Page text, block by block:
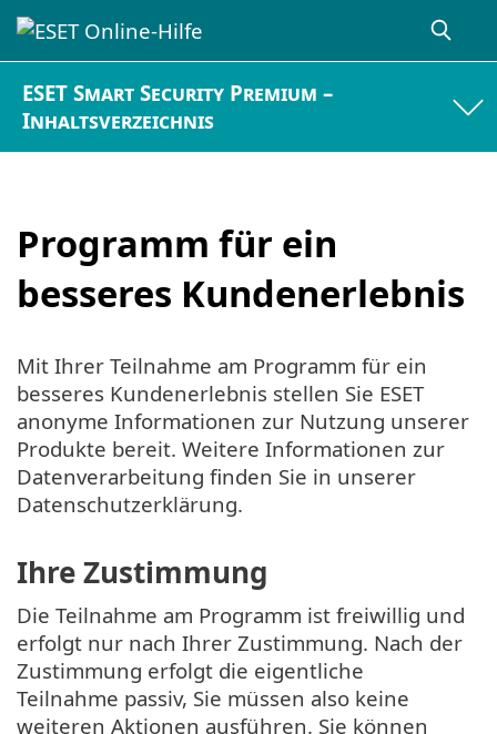
ESET Smart Security Premium –
Inhaltsverzeichnis
Programm für ein
besseres Kundenerlebnis
Mit Ihrer Teilnahme am Programm für ein
besseres Kundenerlebnis stellen Sie ESET
anonyme Informationen zur Nutzung unserer
Produkte bereit. Weitere Informationen zur
Datenverarbeitung finden Sie in unserer
Datenschutzerklärung.
Ihre Zustimmung
Die Teilnahme am Programm ist freiwillig und
erfolgt nur nach Ihrer Zustimmung. Nach der
Zustimmung erfolgt die eigentliche
Teilnahme passiv, Sie müssen also keine
weiteren Aktionen ausführen. Sie können